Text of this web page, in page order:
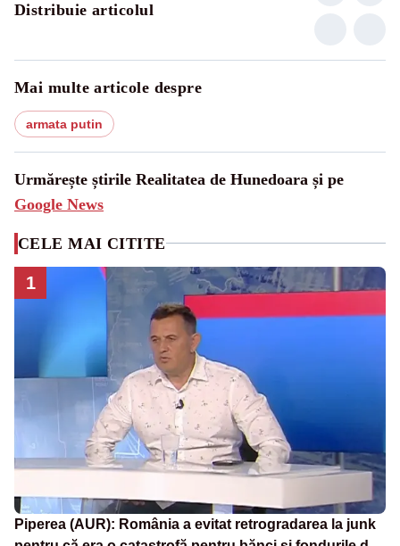
Distribuie articolul
Mai multe articole despre
armata putin
Urmărește știrile Realitatea de Hunedoara și pe
Google News
CELE MAI CITITE
1
Piperea (AUR): România a evitat retrogradarea la junk